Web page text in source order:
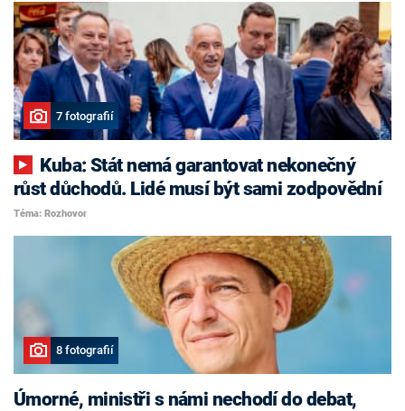
7 fotografií
růst důchodů. Lidé musí být sami zodpovědní
Téma: Rozhovor
8 fotografií
Úmorné, ministři s námi nechodí do debat,